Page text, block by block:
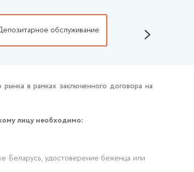
обслуживание Регистрация
в рамках заключенного договора на
лицу необходимо:
Беларусь, удостоверение беженца или